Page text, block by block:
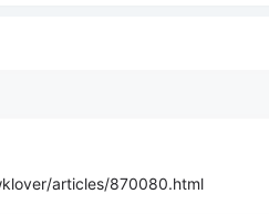
articles/870080.html